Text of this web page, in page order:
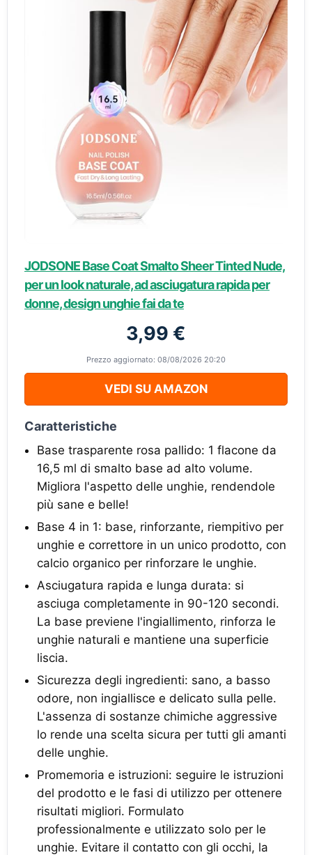
JODSONE Base Coat Smalto Sheer Tinted Nude,
per un look naturale, ad asciugatura rapida per
donne, design unghie fai da te
3,99 €
Prezzo aggiornato: 08/08/2026 20:20
VEDI SU AMAZON
Caratteristiche
Base trasparente rosa pallido: 1 flacone da
16,5 ml di smalto base ad alto volume.
Migliora l'aspetto delle unghie, rendendole
più sane e belle!
Base 4 in 1: base, rinforzante, riempitivo per
unghie e correttore in un unico prodotto, con
calcio organico per rinforzare le unghie.
Asciugatura rapida e lunga durata: si
asciuga completamente in 90-120 secondi.
La base previene l'ingiallimento, rinforza le
unghie naturali e mantiene una superficie
liscia.
Sicurezza degli ingredienti: sano, a basso
odore, non ingiallisce e delicato sulla pelle.
L'assenza di sostanze chimiche aggressive
lo rende una scelta sicura per tutti gli amanti
delle unghie.
Promemoria e istruzioni: seguire le istruzioni
del prodotto e le fasi di utilizzo per ottenere
risultati migliori. Formulato
professionalmente e utilizzato solo per le
unghie. Evitare il contatto con gli occhi, la